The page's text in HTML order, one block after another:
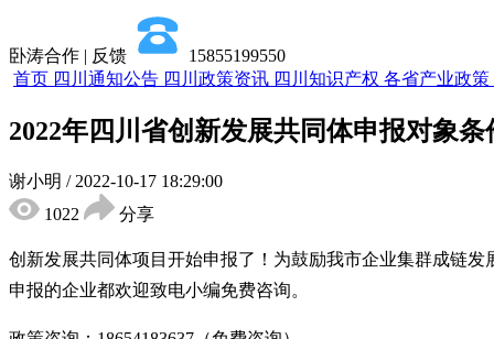
卧涛合作 | 反馈
15855199550
首页 四川通知公告 四川政策资讯 四川知识产权 各省产业政策
2022年四川省创新发展共同体申报对象
谢小明 / 2022-10-17 18:29:00
1022
分享
创新发展共同体项目开始申报了！为鼓励我市企业集群成链
申报的企业都欢迎致电小编免费咨询。